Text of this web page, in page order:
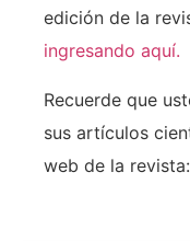
edición de la
ingresando aquí.
Recuerde que
sus artículos
web de la revista: